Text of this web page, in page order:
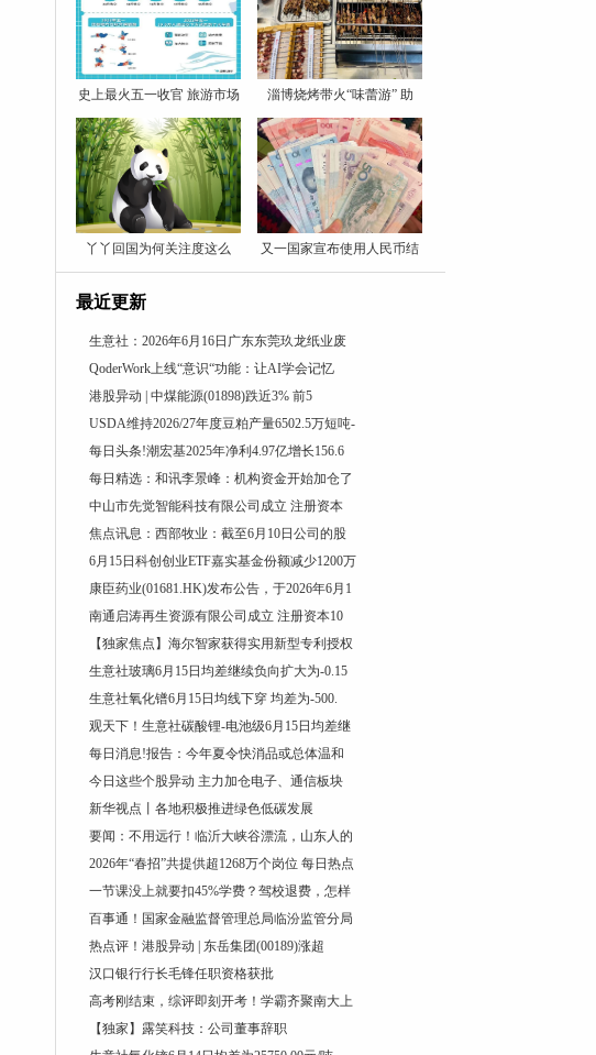
史上最火五一收官 旅游市场 淄博烧烤带火“味蕾游” 助
丫丫回国为何关注度这么
高？
又一国家宣布使用人民币结
算
最近更新
生意社：2026年6月16日广东东莞玖龙纸业废
QoderWork上线“意识“功能：让AI学会记忆
港股异动 | 中煤能源(01898)跌近3% 前5
USDA维持2026/27年度豆粕产量6502.5万短吨-
每日头条!潮宏基2025年净利4.97亿增长156.6
每日精选：和讯李景峰：机构资金开始加仓了
中山市先觉智能科技有限公司成立 注册资本
焦点讯息：西部牧业：截至6月10日公司的股
6月15日科创创业ETF嘉实基金份额减少1200万
康臣药业(01681.HK)发布公告，于2026年6月1
南通启涛再生资源有限公司成立 注册资本10
【独家焦点】海尔智家获得实用新型专利授权
生意社玻璃6月15日均差继续负向扩大为-0.15
生意社氧化镨6月15日均线下穿 均差为-500.
观天下！生意社碳酸锂-电池级6月15日均差继
每日消息!报告：今年夏令快消品或总体温和
今日这些个股异动 主力加仓电子、通信板块
新华视点丨各地积极推进绿色低碳发展
要闻：不用远行！临沂大峡谷漂流，山东人的
2026年“春招”共提供超1268万个岗位 每日热点
一节课没上就要扣45%学费？驾校退费，怎样
百事通！国家金融监督管理总局临汾监管分局
热点评！港股异动 | 东岳集团(00189)涨超
汉口银行行长毛锋任职资格获批
高考刚结束，综评即刻开考！学霸齐聚南大上
【独家】露笑科技：公司董事辞职